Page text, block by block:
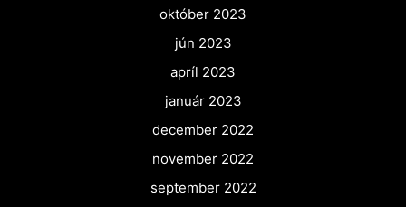
október 2023
jún 2023
apríl 2023
január 2023
december 2022
november 2022
september 2022